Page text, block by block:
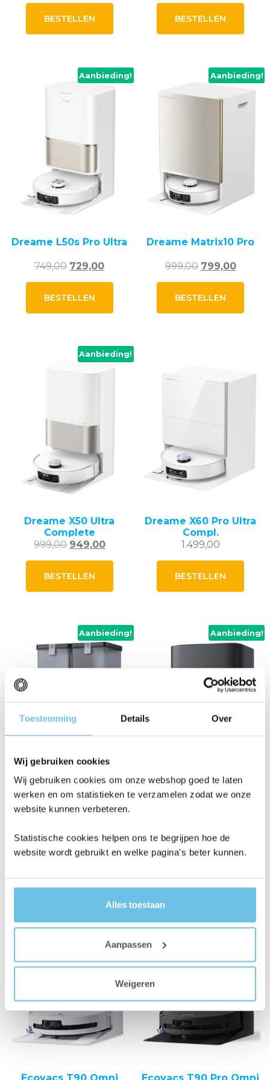
Toestemming Details Over
Wij gebruiken cookies
Wij gebruiken cookies om onze webshop goed te laten
werken en om statistieken te verzamelen zodat we onze
website kunnen verbeteren.
Statistische cookies helpen ons te begrijpen hoe de
website wordt gebruikt en welke pagina's beter kunnen.
Alles toestaan
Aanpassen
Weigeren
was:
499,00.479,00.
BESTELLEN
was:
599,00.579,00.
BESTELLEN
Aanbieding!
Dreame L50s Pro Ultra
749,00 Oorspronkelijke
prijs
was:
749,00.
729,00Huidige
prijs
729,00.
BESTELLEN
Aanbieding!
Dreame Matrix10 Pro
999,00
prijs
was:
999,00.
799,00
prijs
799,00.
BESTELLEN
Aanbieding!
Dreame X50 Ultra
Complete
999,00 Oorspronkelijke
prijs
was:
999,00.
949,00Huidige
prijs
949,00.
BESTELLEN
Dreame X60 Pro Ultra
Compl.
1.499,00
BESTELLEN
Aanbieding!
Ecovacs T30e Omni
prijs
was:
prijs
is:
BESTELLEN
Aanbieding!
Ecovacs T80s Omni
prijs
was:
is:
BESTELLEN